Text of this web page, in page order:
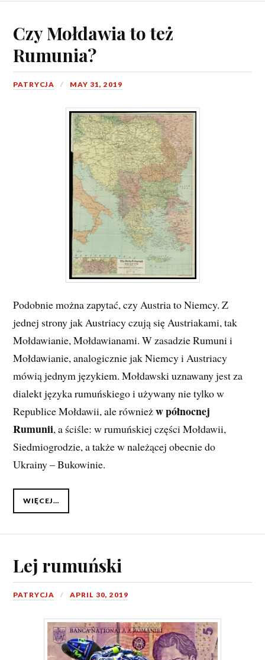
Czy Mołdawia to też
Rumunia?
PATRYCJA MAY 31, 2019
Podobnie można zapytać, czy Austria to Niemcy. Z
jednej strony jak Austriacy czują się Austriakami, tak
Mołdawianie, Mołdawianami. W zasadzie Rumuni i
Mołdawianie, analogicznie jak Niemcy i Austriacy
mówią jednym językiem. Mołdawski uznawany jest za
dialekt języka rumuńskiego i używany nie tylko w
Republice Mołdawii, ale równieżw północnej
Rumunii, a ściśle: w rumuńskiej części Mołdawii,
Siedmiogrodzie, a także w należącej obecnie do
Ukrainy – Bukowinie.
WIĘCEJ…
Lej rumuński
PATRYCJA APRIL 30, 2019